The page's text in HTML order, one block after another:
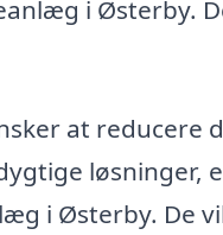
i Østerby.
at reducere
løsninger,
i Østerby. De